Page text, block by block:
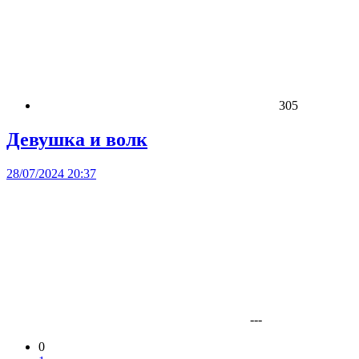
305
Девушка и волк
28/07/2024 20:37
---
0